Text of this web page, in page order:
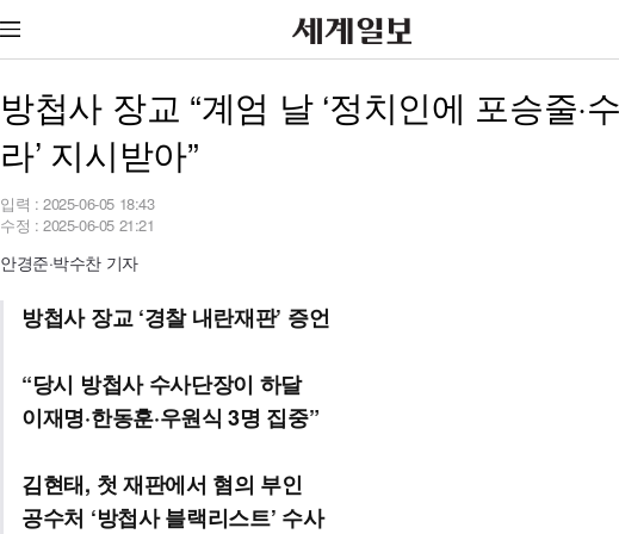
방첩사 장교 “계엄 날 ‘정치인에 포승줄·
라’ 지시받아”
입력 : 2025-06-05 18:43
수정 : 2025-06-05 21:21
안경준·박수찬 기자
방첩사 장교 ‘경찰 내란재판’ 증언
“당시 방첩사 수사단장이 하달
이재명·한동훈·우원식 3명 집중”
김현태, 첫 재판에서 혐의 부인
공수처 ‘방첩사 블랙리스트’ 수사